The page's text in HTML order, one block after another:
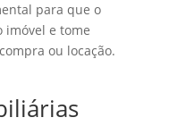
para que o
imóvel e tome
ou locação.